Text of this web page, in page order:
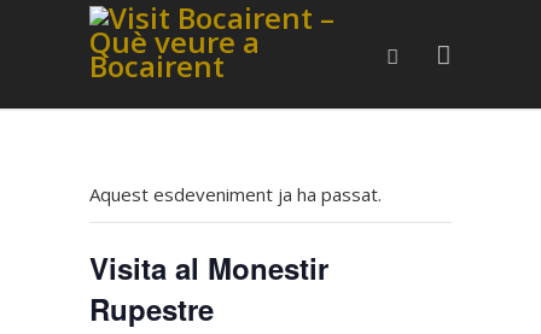
Aquest esdeveniment ja ha passat.
Visita al Monestir
Rupestre